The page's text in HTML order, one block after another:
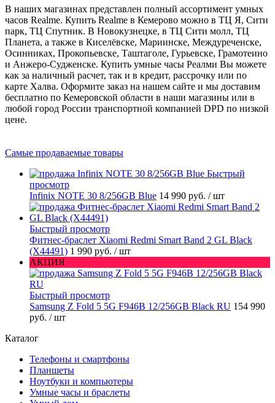
В наших магазинах представлен полный ассортимент умных
часов Realme. Купить Realme в Кемерово можно в ТЦ Я, Сити
парк, ТЦ Спутник. В Новокузнецке, в ТЦ Сити молл, ТЦ
Планета, а также в Киселёвске, Мариинске, Междуреченске,
Осинниках, Прокопьевске, Таштаголе, Гурьевске, Грамотеино
и Анжеро-Судженске. Купить умные часы Реалми Вы можете
как за наличный расчет, так и в кредит, рассрочку или по
карте Халва. Оформите заказ на нашем сайте и мы доставим
бесплатно по Кемеровской области в наши магазины или в
любой город России транспортной компанией DPD по низкой
цене.
Самые продаваемые товары
Быстрый
просмотр
Infinix NOTE 30 8/256GB Blue 14 990 руб. / шт
Быстрый просмотр
Фитнес-браслет Xiaomi Redmi Smart Band 2 GL Black
(X44491) 1 990 руб. / шт
АКЦИЯ
Быстрый просмотр
Samsung Z Fold 5 5G F946B 12/256GB Black RU 154 990
руб. / шт
Каталог
Телефоны и смартфоны
Планшеты
Ноутбуки и компьютеры
Умные часы и браслеты